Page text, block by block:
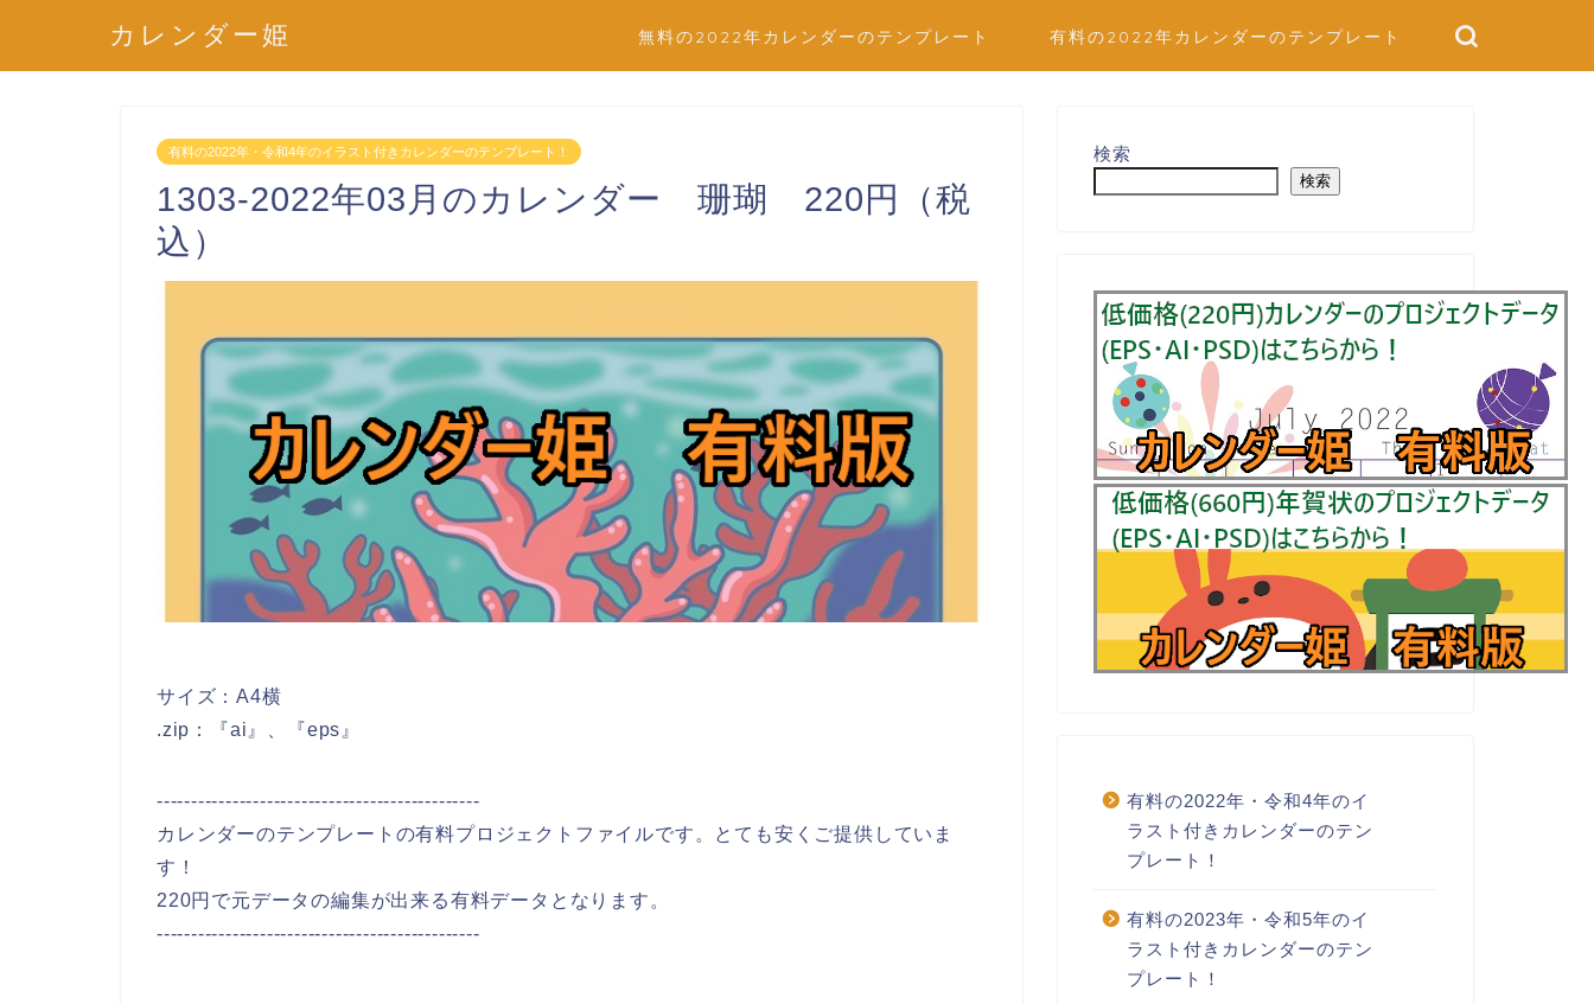
カレンダー姫 無料の2022年カレンダーのテンプレート 有料の2022年カレンダーのテンプレート
有料の2022年・令和4年のイラスト付きカレンダーのテンプレート！
1303-2022年03月のカレンダー 珊瑚 220円（税
込）
サイズ：A4横
.zip：『ai』、『eps』
-----------------------------------------------
カレンダーのテンプレートの有料プロジェクトファイルです。とても安くご提供していま
す！
220円で元データの編集が出来る有料データとなります。
-----------------------------------------------
検索
検索
有料の2022年・令和4年のイ
ラスト付きカレンダーのテン
プレート！
有料の2023年・令和5年のイ
ラスト付きカレンダーのテン
プレート！